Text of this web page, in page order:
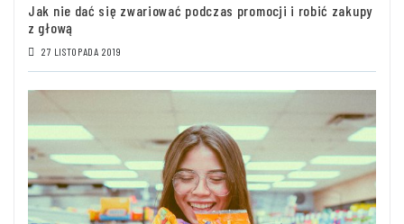
Jak nie dać się zwariować podczas promocji i robić zakupy
z głową
27 LISTOPADA 2019